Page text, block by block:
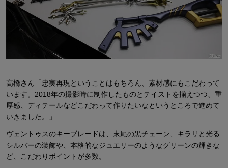
高橋さん「忠実再現ということはもちろん、素材感にもこだわって
います。2018年の撮影時に制作したものとテイストを揃えつつ、重
厚感、ディテールなどこだわって作りたいなというところで進めて
いきました。」
ヴェントゥスのキーブレードは、末尾の黒チェーン、キラリと光る
シルバーの装飾や、本格的なジュエリーのようなグリーンの輝きな
ど、こだわりポイントが多数。